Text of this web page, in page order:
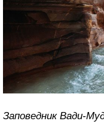
Заповедник Вади-